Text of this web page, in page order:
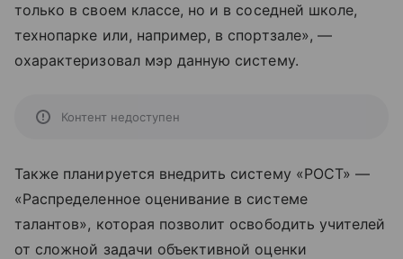
только в своем классе, но и в соседней школе,
технопарке или, например, в спортзале», —
охарактеризовал мэр данную систему.
Контент недоступен
Также планируется внедрить систему «РОСТ» —
«Распределенное оценивание в системе
талантов», которая позволит освободить учителей
от сложной задачи объективной оценки